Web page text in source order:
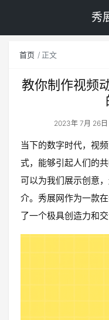
秀
首页 正文
教你制作视频
2023年 7月 26日
当下的数字时代，视
式，能够引起人们的
可以为我们展示创意
介。秀展网作为一款
了一个极具创造力和交